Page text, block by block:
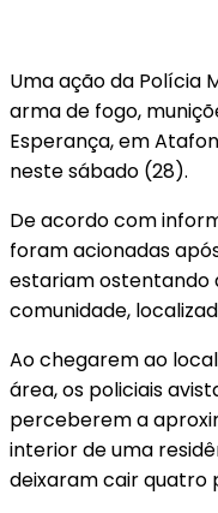
Uma ação da Polícia
arma de fogo,
Esperança, em
neste sábado (28).
De acordo com
foram acionadas
estariam ostentando
comunidade,
Ao chegarem ao
área, os policiais
perceberem a
interior de uma
deixaram cair quatro